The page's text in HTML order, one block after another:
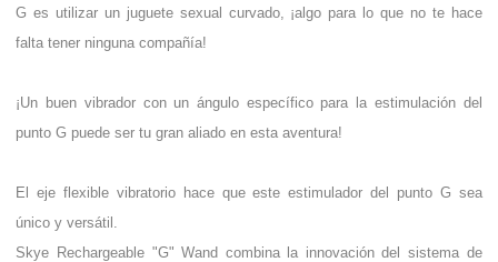
G es utilizar un juguete sexual curvado, ¡algo para lo que no te hace
falta tener ninguna compañía!
¡Un buen vibrador con un ángulo específico para la estimulación del
punto G puede ser tu gran aliado en esta aventura!
El eje flexible vibratorio hace que este estimulador del punto G sea
único y versátil.
Skye Rechargeable "G" Wand combina la innovación del sistema de